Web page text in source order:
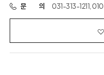
문
의 031-313-1211,